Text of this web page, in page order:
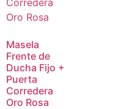
Masela
Frente de
Ducha Fijo +
Puerta
Corredera
Oro Rosa